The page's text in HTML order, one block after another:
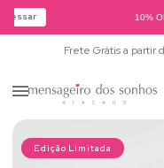
10%
Frete Grátis a partir
Edição Limitada